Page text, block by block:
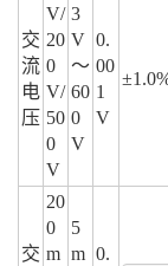
交
流
电
压
V/
20
0
V/
50
0
V
3
V
～
60
0
V
0.
00
1
V
交
20
0
m
5
m 0.